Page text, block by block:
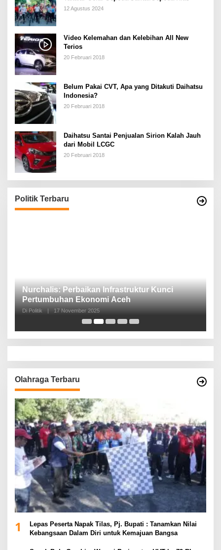
12 Agustus 2024
Video Kelemahan dan Kelebihan All New
Terios
20 Februari 2018
Belum Pakai CVT, Apa yang Ditakuti Daihatsu
Indonesia?
20 Februari 2018
Daihatsu Santai Penjualan Sirion Kalah Jauh
dari Mobil LCGC
20 Februari 2018
Politik Terbaru
Nurchalis: Perbaikan Infrastruktur Kunci
Pertumbuhan Ekonomi Aceh
Di Politik 17 November 2025
Olahraga Terbaru
1
Lepas Peserta Napak Tilas, Pj. Bupati : Tanamkan Nilai
Kebangsaan Dalam Diri untuk Kemajuan Bangsa